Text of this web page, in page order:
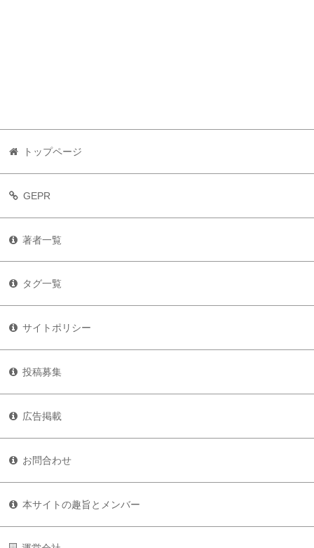
トップページ
GEPR
著者一覧
タグ一覧
サイトポリシー
投稿募集
広告掲載
お問合わせ
本サイトの趣旨とメンバー